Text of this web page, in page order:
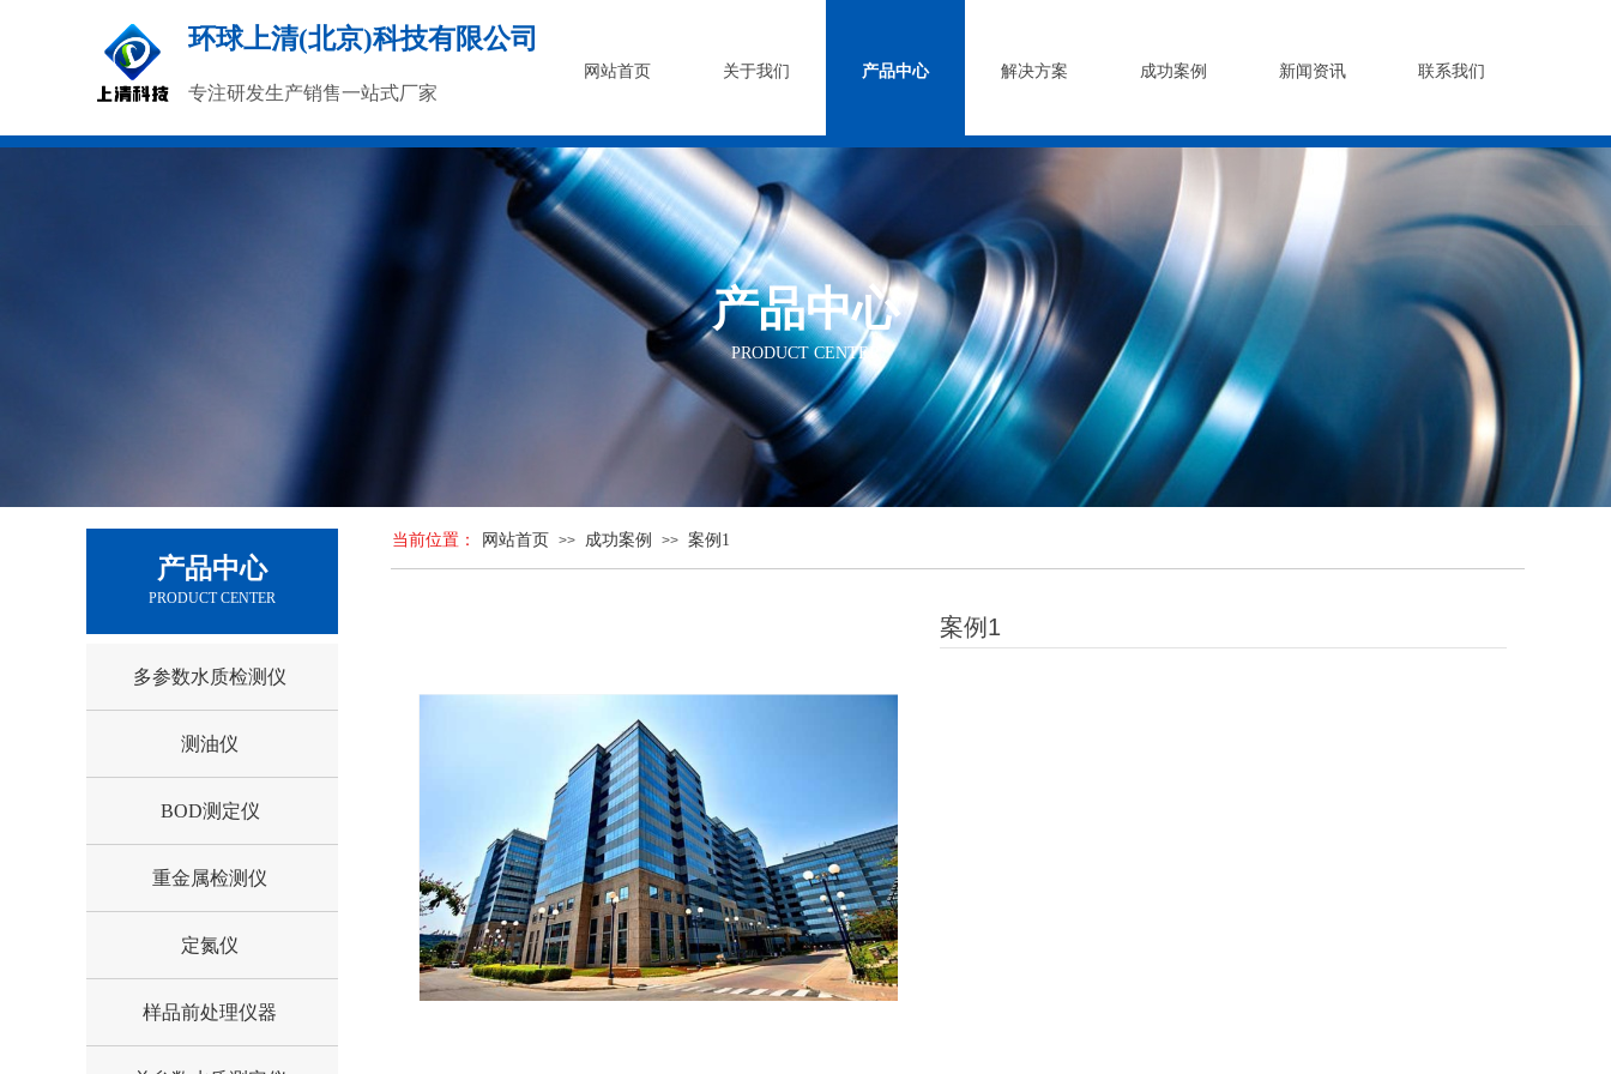
环球上清(北京)科技有限公司
网站首页 关于我们 产品中心 解决方案 成功案例 新闻资讯 联系我们
专注研发生产销售一站式厂家
产品中心
PRODUCT CENTER
当前位置：
产品中心
PRODUCT CENTER
网站首页 >> 成功案例 >> 案例1
案例1
多参数水质检测仪
测油仪
BOD测定仪
重金属检测仪
定氮仪
样品前处理仪器